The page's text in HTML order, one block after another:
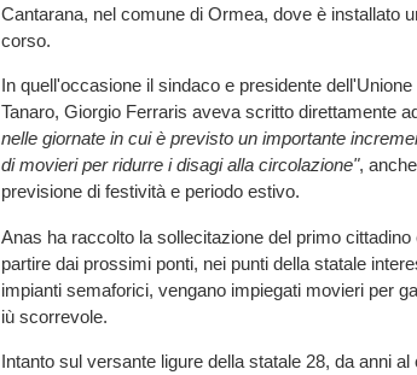
Cantarana, nel comune di Ormea, dove è installato
corso.
In quell'occasione il sindaco e presidente
Tanaro, Giorgio Ferraris aveva scritto direttamente
nelle giornate in cui è previsto un importante
di movieri per ridurre i disagi alla circolazione",
previsione di festività e periodo estivo.
Anas ha raccolto la sollecitazione del primo
partire dai prossimi ponti, nei punti della statale
impianti semaforici, vengano impiegati movieri per
iù scorrevole.
Intanto sul versante ligure della statale 28, da anni al